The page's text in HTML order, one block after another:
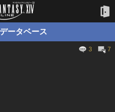
ータベース
3
7